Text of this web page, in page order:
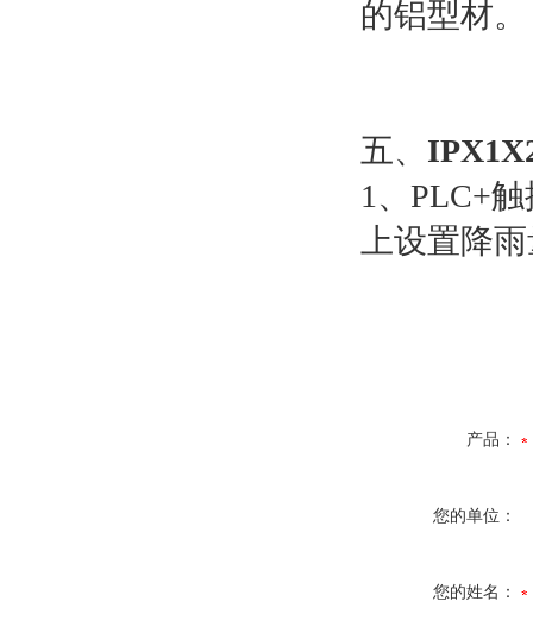
的铝型材。
五、
1、PLC+
上设置降
产品：
您的单位：
您的姓名：